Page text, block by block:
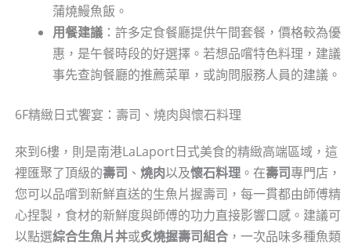
蒲燒鰻魚飯。
用餐建議：許多定食餐廳提供午間套餐，價格較為優
惠，是午餐時段的好選擇。若想品嚐特色料理，建議
事先查詢餐廳的推薦菜單，或詢問服務人員的建議。
6F精緻日式饗宴：壽司、燒肉與懷石料理
來到6樓，則是南港LaLaport日式美食的精緻高端區域，這
裡匯聚了頂級的壽司 、 燒肉以及懷石料理。在壽司專門店，
您可以品嚐到新鮮直送的生魚片握壽司，每一貫都由師傅精
心捏製，食材的新鮮度與師傅的功力直接影響口感。建議可
以點選綜合生魚片丼或炙燒握壽司組合，一次品味多種魚類